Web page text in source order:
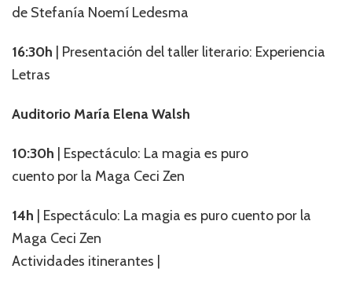
de Stefanía Noemí Ledesma
16:30h | Presentación del taller literario: Experiencia
Letras
Auditorio María Elena Walsh
10:30h | Espectáculo: La magia es puro
cuento por la Maga Ceci Zen
14h
| Espectáculo: La magia es puro cuento por la
Maga Ceci Zen
Actividades itinerantes |